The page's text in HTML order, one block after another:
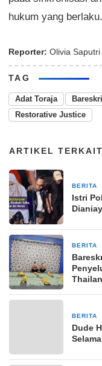
hukum yang berlaku.
Reporter: Olivia Saputri
TAG
Adat Toraja
Restorative Justice
ARTIKEL TERKAIT
BERITA
Istri
BERITA
BERITA
Dude